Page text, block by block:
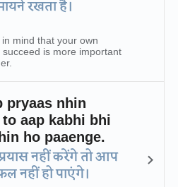
रखता है।
mind that your own
succeed is more important
pryaas nhin
to aap kabhi bhi
ho paaenge.
नहीं करेंगे तो आप
नहीं हो पाएंगे।